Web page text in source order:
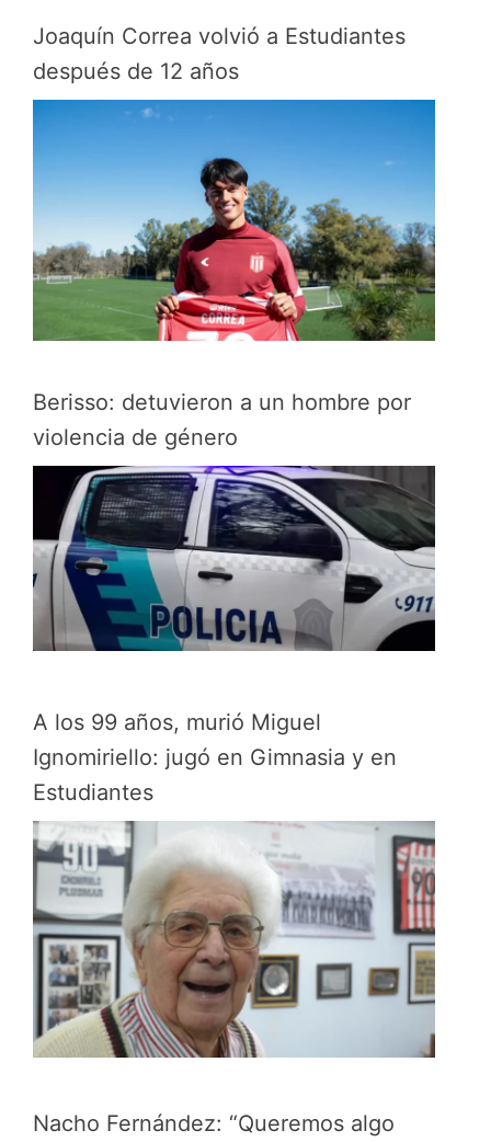
Joaquín Correa volvió a Estudiantes
después de 12 años
Berisso: detuvieron a un hombre por
violencia de género
A los 99 años, murió Miguel
Ignomiriello: jugó en Gimnasia y en
Estudiantes
Nacho Fernández: “Queremos algo